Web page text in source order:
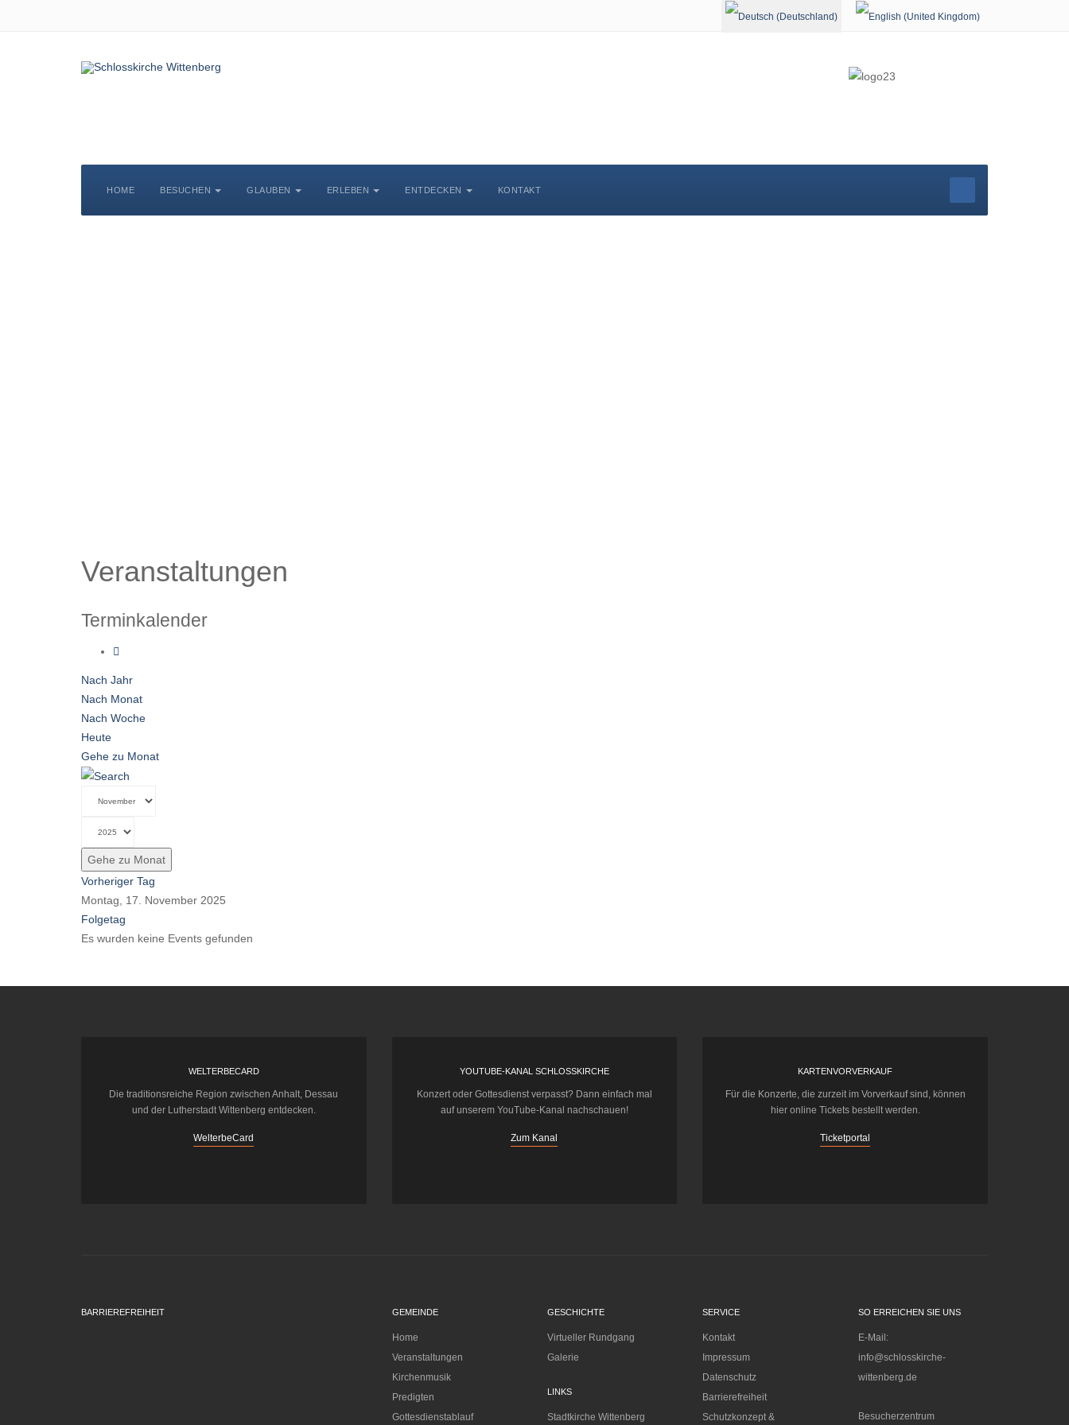
Sprache auswählen
HOME BESUCHEN GLAUBEN ERLEBEN ENTDECKEN KONTAKT
Veranstaltungen
Terminkalender
Nach Jahr
Nach Monat
Nach Woche
Heute
Gehe zu Monat
Gehe zu Monat
Vorheriger Tag
Montag, 17. November 2025
Folgetag
Es wurden keine Events gefunden
WELTERBECARD
Die traditionsreiche Region zwischen Anhalt, Dessau
und der Lutherstadt Wittenberg entdecken.
WelterbeCard
YOUTUBE-KANAL SCHLOSSKIRCHE
Konzert oder Gottesdienst verpasst? Dann einfach mal
auf unserem YouTube-Kanal nachschauen!
Zum Kanal
KARTENVORVERKAUF
Für die Konzerte, die zurzeit im Vorverkauf sind, können
hier online Tickets bestellt werden.
Ticketportal
BARRIEREFREIHEIT GEMEINDE
Home
Veranstaltungen
Kirchenmusik
Predigten
Gottesdienstablauf
GESCHICHTE
Virtueller Rundgang
Galerie
LINKS
Stadtkirche Wittenberg
SERVICE
Kontakt
Impressum
Datenschutz
Barrierefreiheit
Schutzkonzept &
SO ERREICHEN SIE UNS
E-Mail:
info@schlosskirche-
wittenberg.de
Besucherzentrum